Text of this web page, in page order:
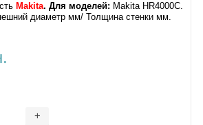
Makita. Для моделей: Makita HR4000C.
диаметр мм/ Толщина стенки мм.
+